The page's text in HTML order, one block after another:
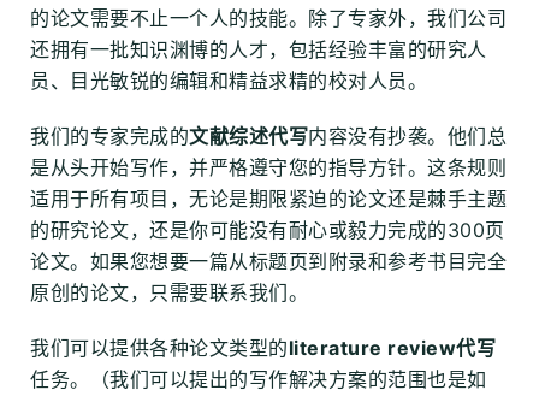
的论文需要不止一个人的技能。除了专家外，我们公司
还拥有一批知识渊博的人才，包括经验丰富的研究人
员、目光敏锐的编辑和精益求精的校对人员。
我们的专家完成的文献综述代写内容没有抄袭。他们总
是从头开始写作，并严格遵守您的指导方针。这条规则
适用于所有项目，无论是期限紧迫的论文还是棘手主题
的研究论文，还是你可能没有耐心或毅力完成的300页
论文。如果您想要一篇从标题页到附录和参考书目完全
原创的论文，只需要联系我们。
我们可以提供各种论文类型的literature review代写
任务。（我们可以提出的写作解决方案的范围也是如